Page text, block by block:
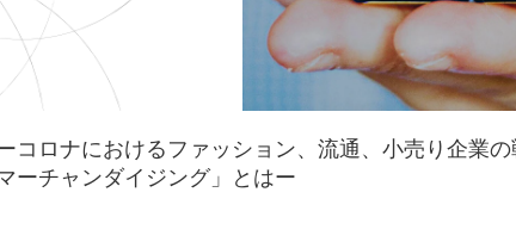
コロナにおけるファッション、流通、小売り企業
ーチャンダイジング」とはー